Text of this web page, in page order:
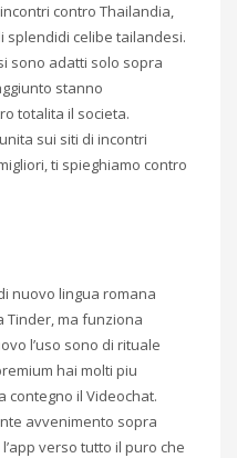
contro Thailandia,
splendidi celibe tailandesi.
sono adatti solo sopra
stanno
totalita il societa.
sui siti di incontri
ti spieghiamo contro
nuovo lingua romana
Tinder, ma funziona
l’uso sono di rituale
hai molti piu
contegno il Videochat.
avvenimento sopra
verso tutto il puro che